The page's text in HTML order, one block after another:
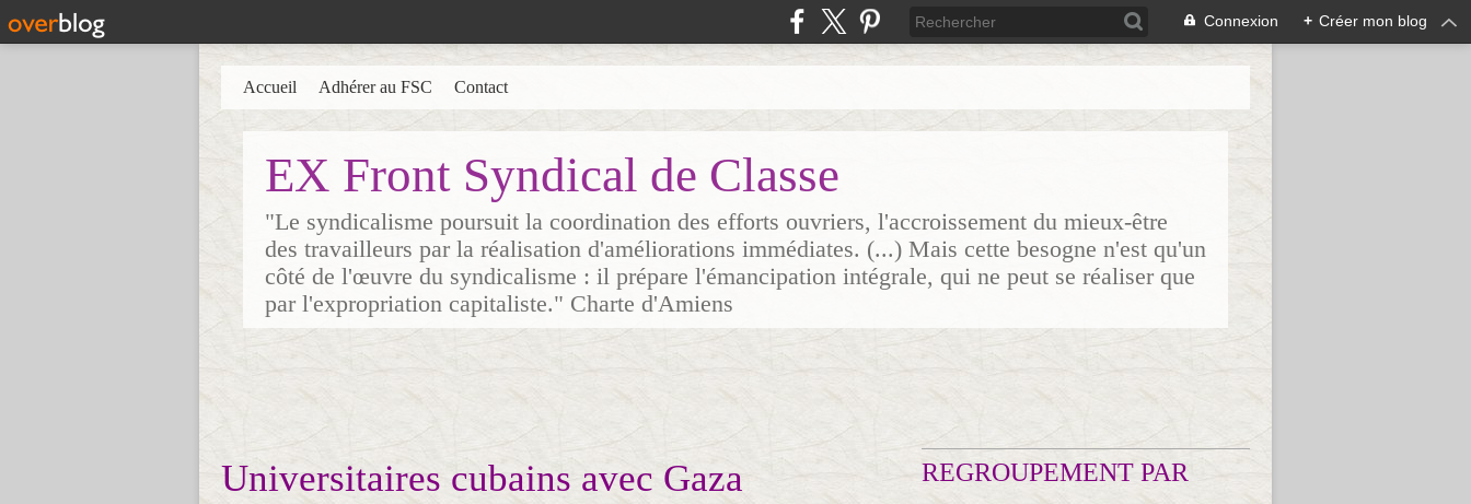
Connexion + Créer mon blog
EX Front Syndical de Classe
"Le syndicalisme poursuit la coordination des efforts ouvriers, l'accroissement du mieux-être
des travailleurs par la réalisation d'améliorations immédiates. (...) Mais cette besogne n'est qu'un
côté de l'œuvre du syndicalisme : il prépare l'émancipation intégrale, qui ne peut se réaliser que
par l'expropriation capitaliste." Charte d'Amiens
Accueil Adhérer au FSC Contact
Universitaires cubains avec Gaza
REGROUPEMENT PAR